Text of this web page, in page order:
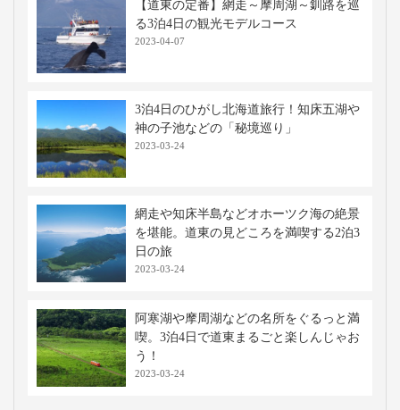
【道東の定番】網走～摩周湖～釧路を巡
る3泊4日の観光モデルコース
2023-04-07
3泊4日のひがし北海道旅行！知床五湖や
神の子池などの「秘境巡り」
2023-03-24
網走や知床半島などオホーツク海の絶景
を堪能。道東の見どころを満喫する2泊3
日の旅
2023-03-24
阿寒湖や摩周湖などの名所をぐるっと満
喫。3泊4日で道東まるごと楽しんじゃお
う！
2023-03-24